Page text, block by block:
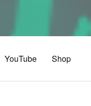
YouTube Shop